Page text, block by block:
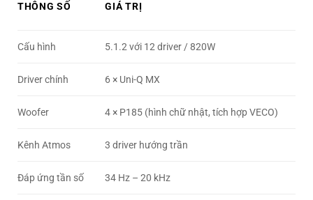
THÔNG SỐ GIÁ TRỊ
Cấu hình 5.1.2 với 12 driver / 820W
Driver chính 6 × Uni-Q MX
Woofer 4 × P185 (hình chữ nhật, tích hợp VECO)
Kênh Atmos 3 driver hướng trần
Đáp ứng tần số 34 Hz – 20 kHz